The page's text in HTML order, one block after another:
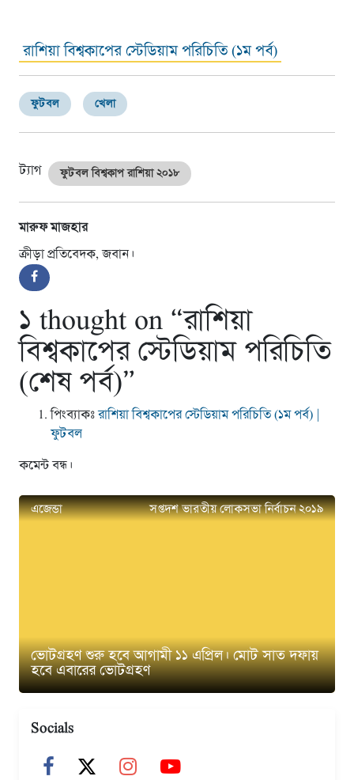
রাশিয়া বিশ্বকাপের স্টেডিয়াম পরিচিতি (১ম পর্ব)
ফুটবল খেলা
ট্যাগ ফুটবল বিশ্বকাপ রাশিয়া ২০১৮
মারুফ মাজহার
ক্রীড়া প্রতিবেদক, জবান।
১ thought on “রাশিয়া
বিশ্বকাপের স্টেডিয়াম পরিচিতি
(শেষ পর্ব)”
পিংব্যাকঃরাশিয়া বিশ্বকাপের স্টেডিয়াম পরিচিতি (১ম পর্ব) |
ফুটবল
কমেন্ট বন্ধ।
এজেন্ডা সপ্তদশ ভারতীয় লোকসভা নির্বাচন ২০১৯
ভোটগ্রহণ শুরু হবে আগামী ১১ এপ্রিল। মোট সাত দফায়
হবে এবারের ভোটগ্রহণ
Socials